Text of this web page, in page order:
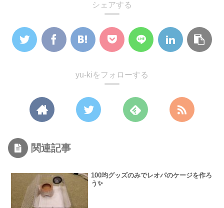
シェアする
yu-kiをフォローする
関連記事
100均グッズのみでレオパのケージを作ろ
う✨